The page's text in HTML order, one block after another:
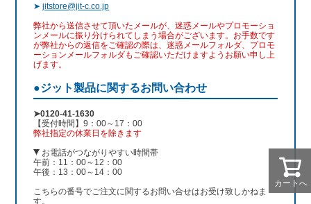
カートへ
➤jitstore@jit-c.co.jp
弊社から送信させて頂いたメールが、迷惑メールやプロモーショ
ンメールに振り分けられてしまう場合がございます。お手数です
が弊社からの返信をご確認の際は、迷惑メールフォルダ、プロモ
ーションメールフォルダもご確認いただけますようお願い申し上
げます。
●ジット製品に関するお問い合わせ
➤0120-41-1630
【受付時間】9：00～17：00
弊社指定の休業日を除きます
お電話がつながりやすい時間帯
午前：11：00～12：00
午後：13：00～14：00
こちらの番号でご注文に関するお問い合せはお受け致しかねま
す。